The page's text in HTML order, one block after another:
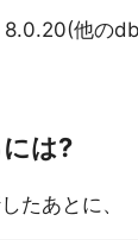
他のdb
は?
たあとに、